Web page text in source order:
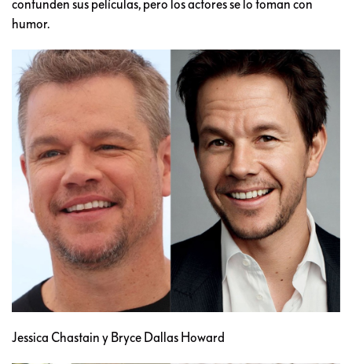
confunden sus películas, pero los actores se lo toman con
humor.
Jessica Chastain y Bryce Dallas Howard